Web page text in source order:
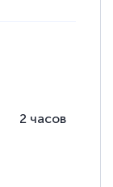
2 часов